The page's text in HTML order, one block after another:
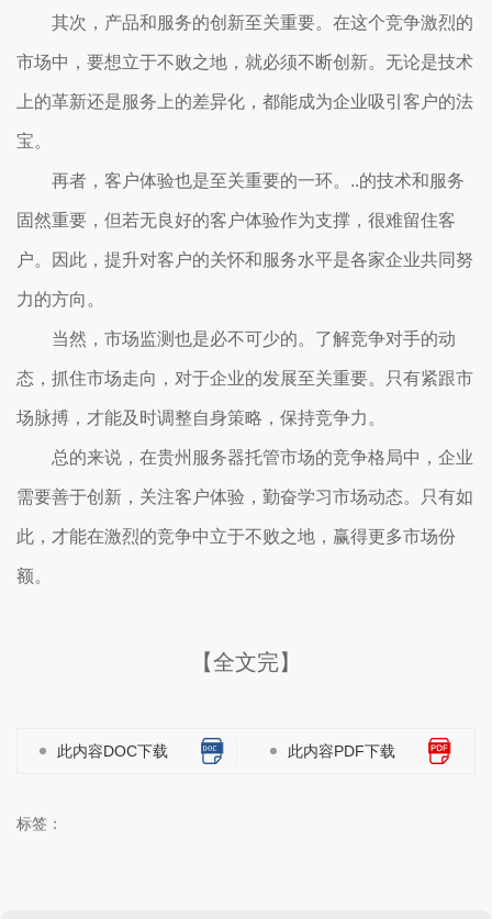
其次，产品和服务的创新至关重要。在这个竞争激烈的
市场中，要想立于不败之地，就必须不断创新。无论是技术
上的革新还是服务上的差异化，都能成为企业吸引客户的法
宝。
再者，客户体验也是至关重要的一环。..的技术和服务
固然重要，但若无良好的客户体验作为支撑，很难留住客
户。因此，提升对客户的关怀和服务水平是各家企业共同努
力的方向。
当然，市场监测也是必不可少的。了解竞争对手的动
态，抓住市场走向，对于企业的发展至关重要。只有紧跟市
场脉搏，才能及时调整自身策略，保持竞争力。
总的来说，在贵州服务器托管市场的竞争格局中，企业
需要善于创新，关注客户体验，勤奋学习市场动态。只有如
此，才能在激烈的竞争中立于不败之地，赢得更多市场份
额。
【全文完】
此内容DOC下载 此内容PDF下载
标签：